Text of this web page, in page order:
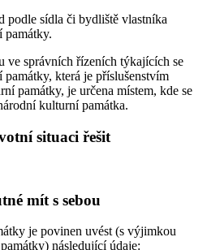
podle sídla či bydliště vlastníka
památky.
ve správních řízeních týkajících se
která je příslušenstvím
památky, je určena místem, kde se
kulturní památka.
situaci řešit
mít s sebou
je povinen uvést (s výjimkou
následující údaje: